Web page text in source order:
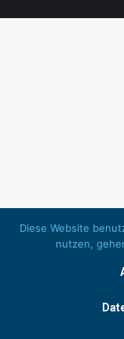
Diese Website
nutzen,